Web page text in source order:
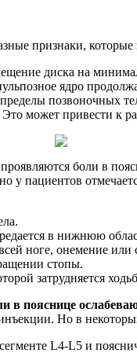
признаки,
диска на
ядро
позвоночных
может привести к
боли в
в нижнюю
ноге, онемение или
стопы.
затрудняется
пояснице
Но в
L4-L5 и